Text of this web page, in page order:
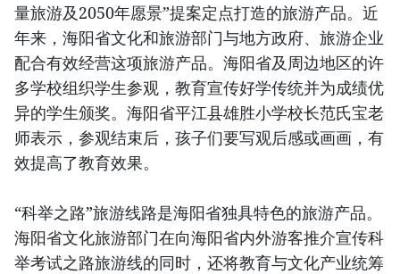
量旅游及2050年愿景”提案定点打造的旅游产品。近
年来，海阳省文化和旅游部门与地方政府、旅游企业
配合有效经营这项旅游产品。海阳省及周边地区的许
多学校组织学生参观，教育宣传好学传统并为成绩优
异的学生颁奖。海阳省平江县雄胜小学校长范氏宝老
师表示，参观结束后，孩子们要写观后感或画画，有
效提高了教育效果。
“科举之路”旅游线路是海阳省独具特色的旅游产品。
海阳省文化旅游部门在向海阳省内外游客推介宣传科
举考试之路旅游线的同时，还将教育与文化产业统筹